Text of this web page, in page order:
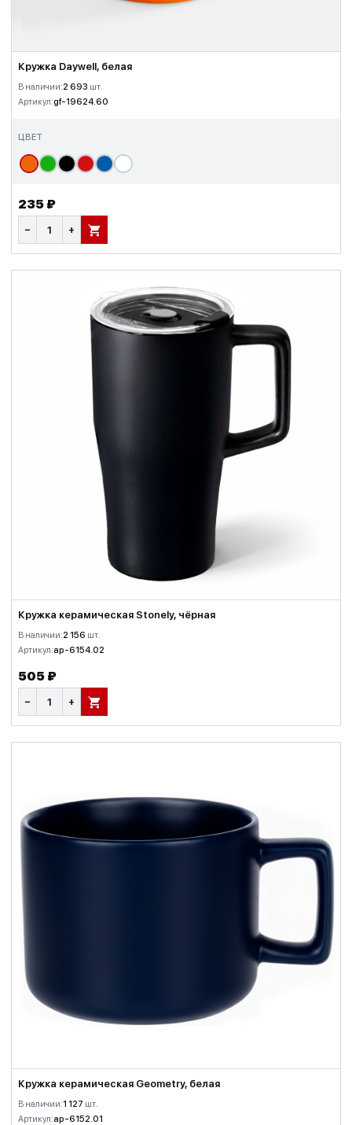
Кружка Daywell, белая
В наличии:2 693 шт.
Артикул:gf-19624.60
ЦВЕТ
235 ₽
− + В КОРЗИНУ
Кружка керамическая Stonely, чёрная
В наличии:2 156 шт.
Артикул:ap-6154.02
505 ₽
− + В КОРЗИНУ
Кружка керамическая Geometry, белая
В наличии:1 127 шт.
Артикул:ap-6152.01